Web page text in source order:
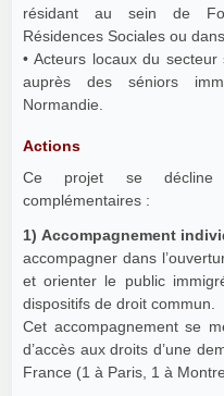
résidant au sein de
Résidences Sociales ou
• Acteurs locaux du
auprès des séniors
Normandie.
Actions
Ce projet se décline
complémentaires :
1) Accompagnement
accompagner dans
et orienter le public
dispositifs de droit commun.
Cet accompagnement se
d’accès aux droits d’une
France (1 à Paris, 1 à